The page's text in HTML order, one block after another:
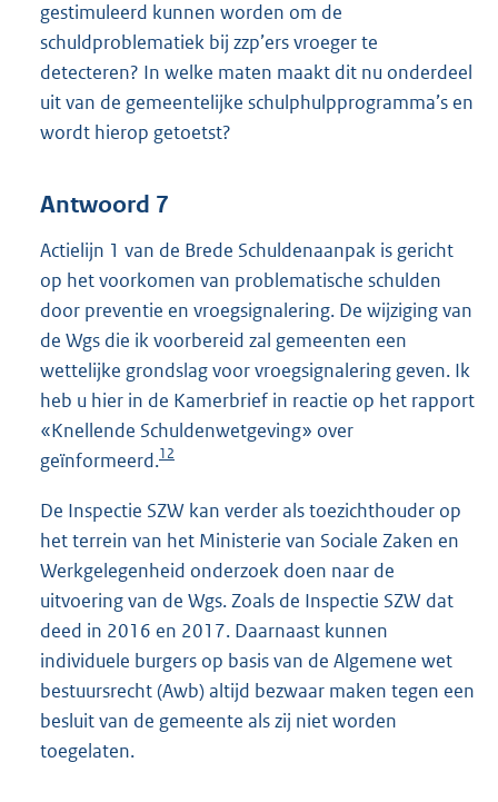
gestimuleerd kunnen worden om de
schuldproblematiek bij zzp’ers vroeger te
detecteren? In welke maten maakt dit nu onderdeel
uit van de gemeentelijke schulphulpprogramma’s en
wordt hierop getoetst?
Antwoord 7
Actielijn 1 van de Brede Schuldenaanpak is gericht
op het voorkomen van problematische schulden
door preventie en vroegsignalering. De wijziging van
de Wgs die ik voorbereid zal gemeenten een
wettelijke grondslag voor vroegsignalering geven. Ik
heb u hier in de Kamerbrief in reactie op het rapport
«Knellende Schuldenwetgeving» over
geïnformeerd.12
De Inspectie SZW kan verder als toezichthouder op
het terrein van het Ministerie van Sociale Zaken en
Werkgelegenheid onderzoek doen naar de
uitvoering van de Wgs. Zoals de Inspectie SZW dat
deed in 2016 en 2017. Daarnaast kunnen
individuele burgers op basis van de Algemene wet
bestuursrecht (Awb) altijd bezwaar maken tegen een
besluit van de gemeente als zij niet worden
toegelaten.